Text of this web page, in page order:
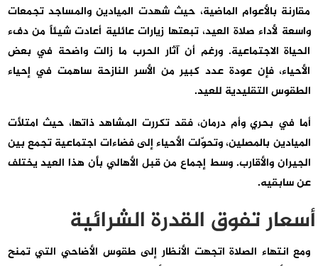
مقارنة بالأعوام الماضية، حيث شهدت الميادين والمساجد تجمعات
واسعة لأداء صلاة العيد، تبعتها زيارات عائلية أعادت شيئاً من دفء
الحياة الاجتماعية. ورغم أن آثار الحرب ما زالت واضحة في بعض
الأحياء، فإن عودة عدد كبير من الأسر النازحة ساهمت في إحياء
الطقوس التقليدية للعيد.
أما في بحري وأم درمان، فقد تكررت المشاهد ذاتها، حيث امتلأت
الميادين بالمصلين، وتحوّلت الأحياء إلى فضاءات اجتماعية تجمع بين
الجيران والأقارب. وسط إجماع من قبل الأهالي بأن هذا العيد يختلف
عن سابقيه.
أسعار تفوق القدرة الشرائية
ومع انتهاء الصلاة اتجهت الأنظار إلى طقوس الأضاحي التي تمنح